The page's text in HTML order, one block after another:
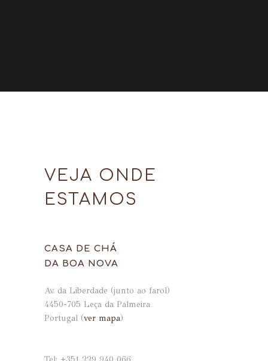
VEJA ONDE
ESTAMOS
CASA DE CHÁ
DA BOA NOVA
Av. da Liberdade (junto ao farol)
4450-705 Leça da Palmeira
Portugal (ver mapa)